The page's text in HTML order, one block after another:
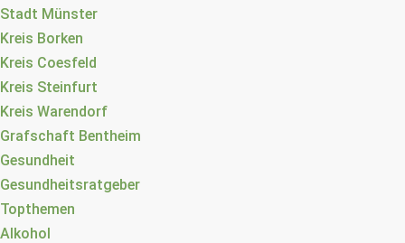
Stadt Münster
Kreis Borken
Kreis Coesfeld
Kreis Steinfurt
Kreis Warendorf
Grafschaft Bentheim
Gesundheit
Gesundheitsratgeber
Topthemen
Alkohol